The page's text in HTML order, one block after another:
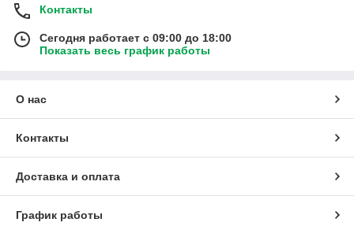
Контакты
Сегодня работает с 09:00 до 18:00
Показать весь график работы
О нас
Контакты
Доставка и оплата
График работы